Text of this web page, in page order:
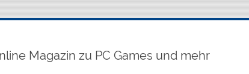
Magazin zu PC Games und mehr